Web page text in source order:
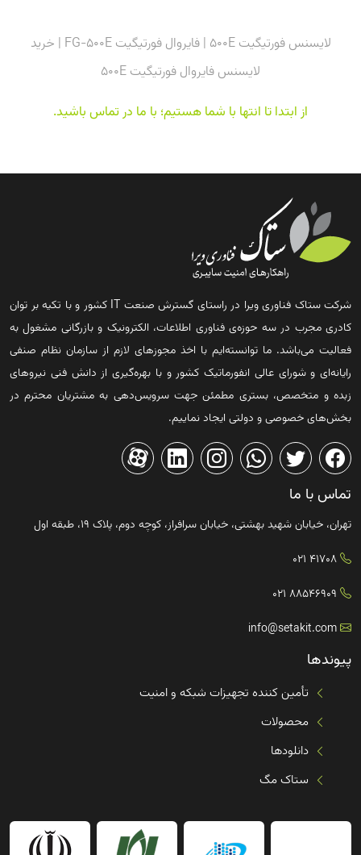
لایسنس فورتیگیت 500E | فایروال فورتیگیت FG-500E | خرید
لایسنس فایروال فورتیگیت 500E
از ابتدا تا انتها با شما هستیم؛ با ما در تماس باشید.
شرکت ستاک فناوری ویرا در راستای گسترش صنعت IT کشور و با تکیه بر توان
کادری مجرب در سه حوزه‌ی فناوری اطلاعات، الکترونیک و بازرگانی مشغول به
فعالیت می‌باشد. ما توانسته‌ایم با اخذ مجوزهای لازم از سازمان نظام صنفی
رایانه‌ای و شورای عالی انفورماتیک کشور و با بهره‌گیری از دانش فنی نیروهای
زبده و متخصص، بستری مطمئن جهت سرویس‌دهی به مشتریان محترم در
بخش‌های خصوصی و دولتی ایجاد نماییم.
تماس با ما
تهران، خیابان شهید بهشتی، خیابان سرافراز، کوچه دوم، پلاک ۱۹، طبقه اول
41708 021
88546909 021
info@setakit.com
پیوندها
تأمین کننده تجهیزات شبکه و امنیت
محصولات
دانلودها
ستاک مگ